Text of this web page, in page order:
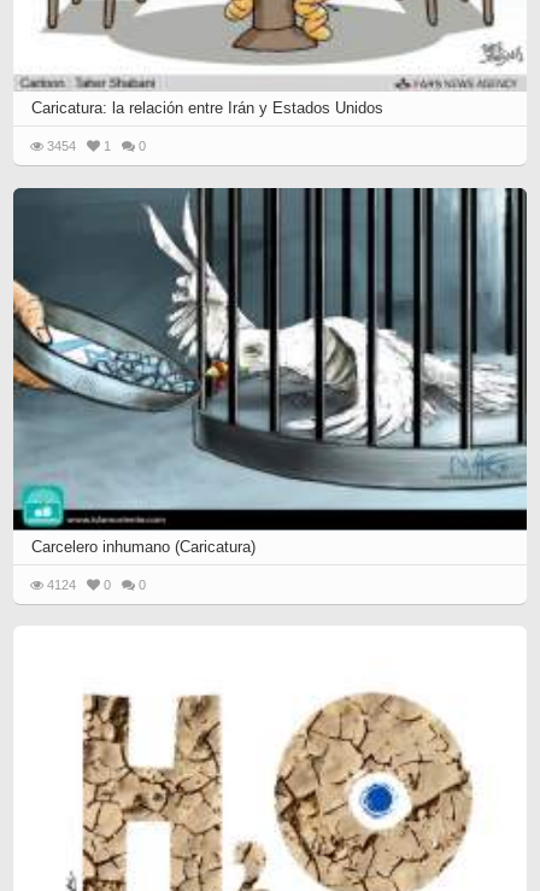
Caricatura: la relación entre Irán y Estados Unidos
3454 1 0
Carcelero inhumano (Caricatura)
4124 0 0